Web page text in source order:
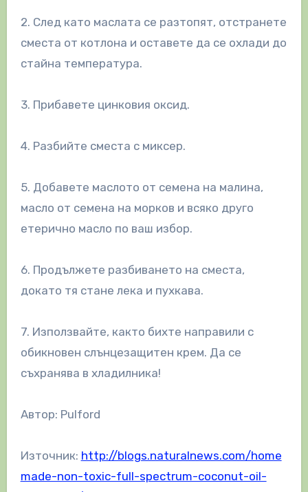
2. След като маслата се разтопят, отстранете
сместа от котлона и оставете да се охлади до
стайна температура.
3. Прибавете цинковия оксид.
4. Разбийте сместа с миксер.
5. Добавете маслото от семена на малина,
масло от семена на морков и всяко друго
етерично масло по ваш избор.
6. Продължете разбиването на сместа,
докато тя стане лека и пухкава.
7. Използвайте, както бихте направили с
обикновен слънцезащитен крем. Да се
съхранява в хладилника!
Автор: Pulford
Източник: http://blogs.naturalnews.com/home
made-non-toxic-full-spectrum-coconut-oil-